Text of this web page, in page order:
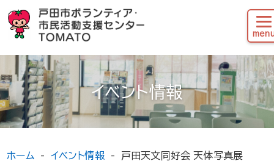
イベント情報
ホーム イベント情報 戸田天文同好会 天体写真展